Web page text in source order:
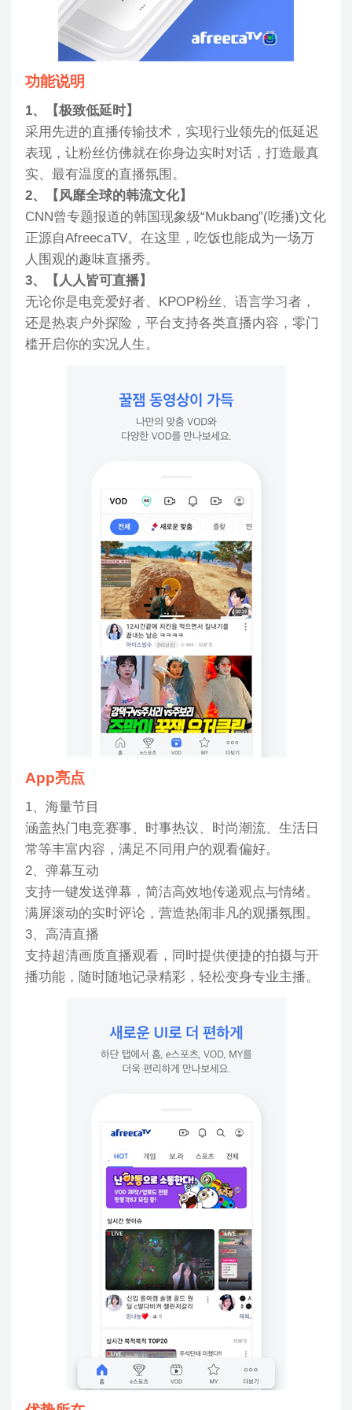
功能说明
1、【极致低延时】
采用先进的直播传输技术，实现行业领先的低延迟
表现，让粉丝仿佛就在你身边实时对话，打造最真
实、最有温度的直播氛围。
2、【风靡全球的韩流文化】
CNN曾专题报道的韩国现象级“Mukbang”(吃播)文化
正源自AfreecaTV。在这里，吃饭也能成为一场万
人围观的趣味直播秀。
3、【人人皆可直播】
无论你是电竞爱好者、KPOP粉丝、语言学习者，
还是热衷户外探险，平台支持各类直播内容，零门
槛开启你的实况人生。
App亮点
1、海量节目
涵盖热门电竞赛事、时事热议、时尚潮流、生活日
常等丰富内容，满足不同用户的观看偏好。
2、弹幕互动
支持一键发送弹幕，简洁高效地传递观点与情绪。
满屏滚动的实时评论，营造热闹非凡的观播氛围。
3、高清直播
支持超清画质直播观看，同时提供便捷的拍摄与开
播功能，随时随地记录精彩，轻松变身专业主播。